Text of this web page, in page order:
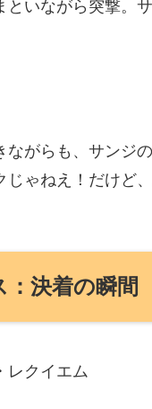
といながら突撃。
がらも、サンジ
じゃねえ！だけど
決着の瞬間
レクイエム